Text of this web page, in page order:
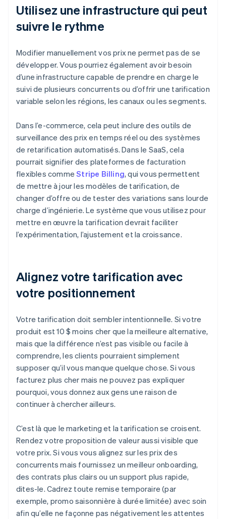
Utilisez une infrastructure qui peut
suivre le rythme
Modifier manuellement vos prix ne permet pas de se
développer. Vous pourriez également avoir besoin
d’une infrastructure capable de prendre en charge le
suivi de plusieurs concurrents ou d’offrir une tarification
variable selon les régions, les canaux ou les segments.
Dans l’e-commerce, cela peut inclure des outils de
surveillance des prix en temps réel ou des systèmes
de retarification automatisés. Dans le SaaS, cela
pourrait signifier des plateformes de facturation
flexibles commeStripe Billing, qui vous permettent
de mettre à jour les modèles de tarification, de
changer d’offre ou de tester des variations sans lourde
charge d’ingénierie. Le système que vous utilisez pour
mettre en œuvre la tarification devrait faciliter
l’expérimentation, l’ajustement et la croissance.
Alignez votre tarification avec
votre positionnement
Votre tarification doit sembler intentionnelle. Si votre
produit est 10 $ moins cher que la meilleure alternative,
mais que la différence n’est pas visible ou facile à
comprendre, les clients pourraient simplement
supposer qu’il vous manque quelque chose. Si vous
facturez plus cher mais ne pouvez pas expliquer
pourquoi, vous donnez aux gens une raison de
continuer à chercher ailleurs.
C’est là que le marketing et la tarification se croisent.
Rendez votre proposition de valeur aussi visible que
votre prix. Si vous vous alignez sur les prix des
concurrents mais fournissez un meilleur onboarding,
des contrats plus clairs ou un support plus rapide,
dites-le. Cadrez toute remise temporaire (par
exemple, promo saisonnière à durée limitée) avec soin
afin qu’elle ne façonne pas négativement les attentes